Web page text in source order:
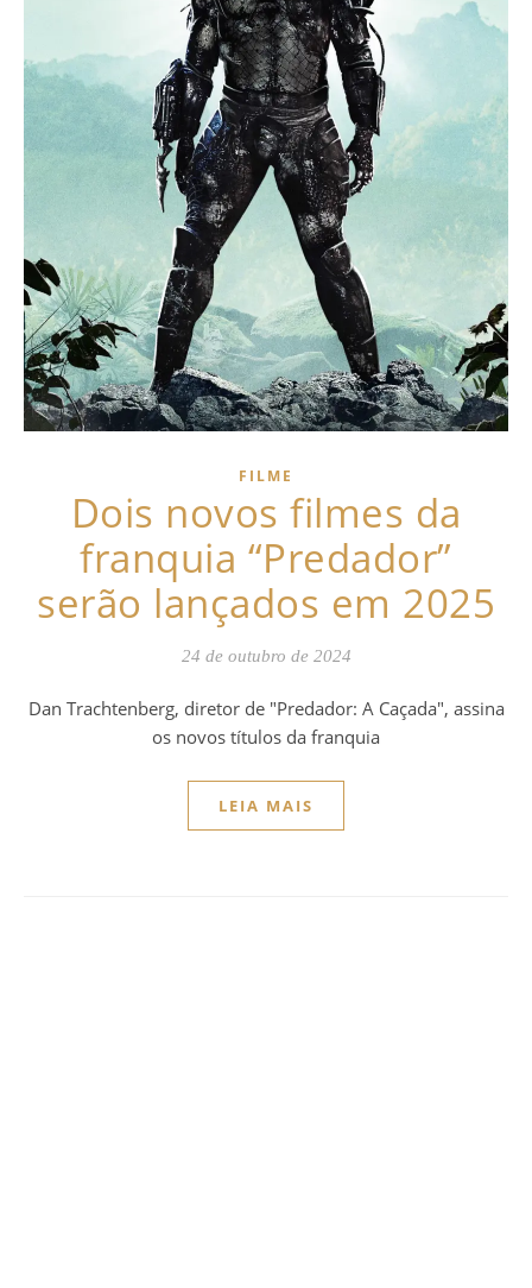
FILME
Dois novos filmes da
franquia “Predador”
serão lançados em 2025
24 de outubro de 2024
Dan Trachtenberg, diretor de "Predador: A Caçada", assina
os novos títulos da franquia
LEIA MAIS